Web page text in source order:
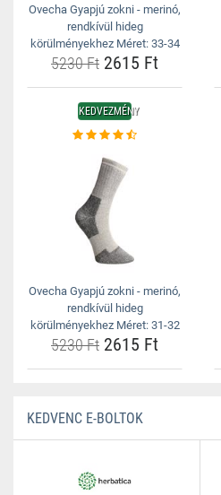
Ovecha Gyapjú zokni - merinó,
rendkívül hideg
körülményekhez Méret: 33-34
5230 Ft 2615 Ft
KEDVEZMÉNY
Ovecha Gyapjú zokni - merinó,
rendkívül hideg
körülményekhez Méret: 31-32
5230 Ft 2615 Ft
KEDVENC E-BOLTOK